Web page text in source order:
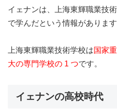
イェナンは、上海東輝職業技
で学んだという情報があります
上海東輝職業技術学校は国家
大の専門学校の 1 つです。
イェナンの高校時代